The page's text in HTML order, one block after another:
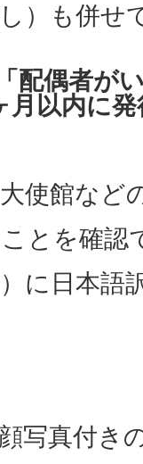
）も併せ
配偶者が
月以内に
使館など
とを確認
に日本語
写真付き